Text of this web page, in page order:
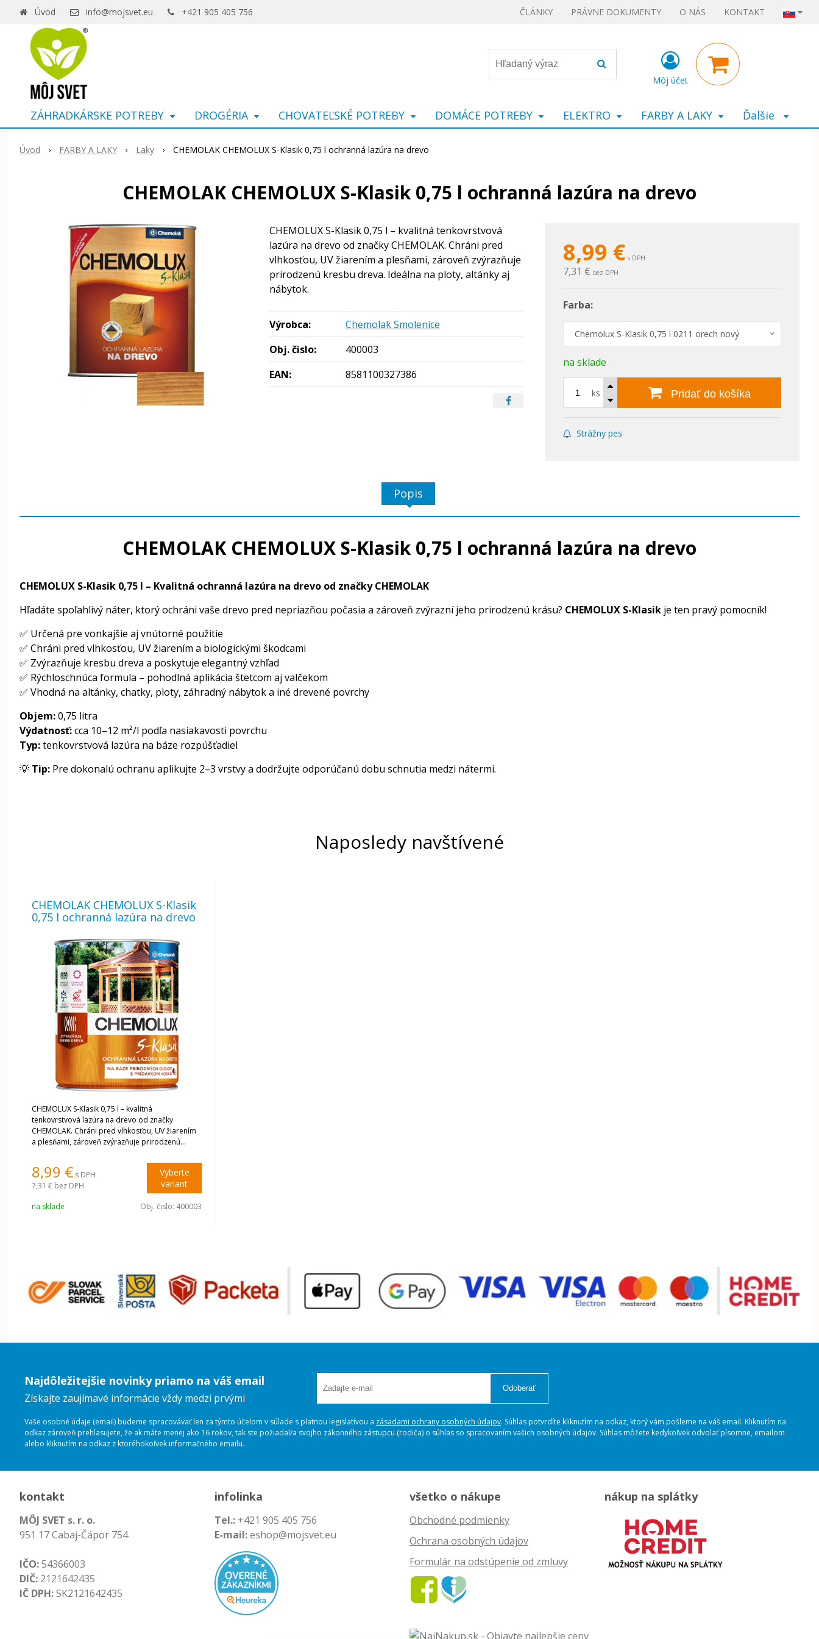
Úvod info@mojsvet.eu +421 905 405 756 ČLÁNKY PRÁVNE DOKUMENTY O NÁS KONTAKT
Môj účet
ZÁHRADKÁRSKE POTREBY DROGÉRIA CHOVATEĽSKÉ POTREBY DOMÁCE POTREBY ELEKTRO FARBY A LAKY Ďalšie
Úvod FARBY A LAKY Laky CHEMOLAK CHEMOLUX S-Klasik 0,75 l ochranná lazúra na drevo
CHEMOLAK CHEMOLUX S-Klasik 0,75 l ochranná lazúra na drevo
8,99 € s DPH
7,31 € bez DPH
Farba:
Chemolux S-Klasik 0,75 l 0211 orech nový
na sklade
ks Pridať do košíka
Strážny pes
CHEMOLUX S-Klasik 0,75 l – kvalitná tenkovrstvová
lazúra na drevo od značky CHEMOLAK. Chráni pred
vlhkosťou, UV žiarením a plesňami, zároveň zvýrazňuje
prirodzenú kresbu dreva. Ideálna na ploty, altánky aj
nábytok.
Výrobca:
Chemolak Smolenice
Obj. čislo:
400003
EAN:
8581100327386
Popis
CHEMOLAK CHEMOLUX S-Klasik 0,75 l ochranná lazúra na drevo
CHEMOLUX S-Klasik 0,75 l – Kvalitná ochranná lazúra na drevo od značky CHEMOLAK
Hľadáte spoľahlivý náter, ktorý ochráni vaše drevo pred nepriazňou počasia a zároveň zvýrazní jeho prirodzenú krásu? CHEMOLUX S-Klasik je ten pravý pomocník!
✅ Určená pre vonkajšie aj vnútorné použitie
✅ Chráni pred vlhkosťou, UV žiarením a biologickými škodcami
✅ Zvýrazňuje kresbu dreva a poskytuje elegantný vzhľad
✅ Rýchloschnúca formula – pohodlná aplikácia štetcom aj valčekom
✅ Vhodná na altánky, chatky, ploty, záhradný nábytok a iné drevené povrchy
Objem:0,75 litra
Výdatnosť:cca 10–12 m²/l podľa nasiakavosti povrchu
Typ:tenkovrstvová lazúra na báze rozpúšťadiel
💡 Tip: Pre dokonalú ochranu aplikujte 2–3 vrstvy a dodržujte odporúčanú dobu schnutia medzi nátermi.
Naposledy navštívené
CHEMOLAK CHEMOLUX S-Klasik
0,75 l ochranná lazúra na drevo
CHEMOLUX S-Klasik 0,75 l – kvalitná
tenkovrstvová lazúra na drevo od značky
CHEMOLAK. Chráni pred vlhkosťou, UV žiarením
a plesňami, zároveň zvýrazňuje prirodzenú
8,99 € s DPH
7,31 € bez DPH
Vyberte
variant
na sklade Obj. čislo: 400003
Najdôležitejšie novinky priamo na váš email
Získajte zaujímavé informácie vždy medzi prvými
Odoberať
Vaše osobné údaje (email) budeme spracovávať len za týmto účelom v súlade s platnou legislatívou a zásadami ochrany osobných údajov. Súhlas potvrdíte kliknutím na odkaz, ktorý vám pošleme na váš email. Kliknutím na
odkaz zároveň prehlasujete, že ak máte menej ako 16 rokov, tak ste požiadal/a svojho zákonného zástupcu (rodiča) o súhlas so spracovaním vašich osobných údajov. Súhlas môžete kedykoľvek odvolať písomne, emailom
alebo kliknutím na odkaz z ktoréhokoľvek informačného emailu.
kontakt
MÔJ SVET s. r. o.
951 17 Cabaj-Čápor 754
IČO:54366003
DIČ: 2121642435
IČ DPH:SK2121642435
infolinka
Tel.: +421 905 405 756
E-mail:eshop@mojsvet.eu
všetko o nákupe
Obchodné podmienky
Ochrana osobných údajov
Formulár na odstúpenie od zmluvy
nákup na splátky